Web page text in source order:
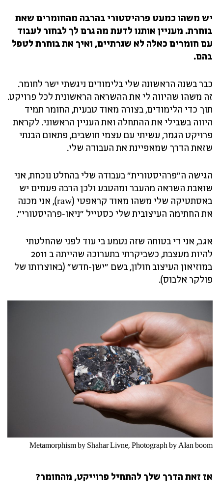
יש משהו כמעט פרהיסטורי בהרבה מהחומרים שאת
בוחרת. מעניין אותנו לדעת מה גרם לך לבחור לעבוד
עם חומרים כאלה לא שגרתיים, ואיך את בוחרת לטפל
בהם.
כבר בשנה הראשונה שלי בלימודים ניגשתי ישר לחומר.
זה משהו שהיווה לי את ההשראה הראשונית לכל פרויקט.
תוך כדי הלימודים, בצורה מאוד טבעית, החומר תמיד
היווה בשבילי את ההתחלה ואת העניין הראשוני. לקראת
פרויקט הגמר, עשיתי עם עצמי חושבים, פתאום הבנתי
שזאת הדרך שמאפיינת את העבודה שלי.
הגישה ה"פרהיסטורית" בעבודה שלי בהחלט נוכחת, אני
שואבת השראה מהעבר ומהטבע ולכן הרבה פעמים יש
באסתטיקה שלי משהו מאוד קראפטי (raw), אני מכנה
את החתימה העיצובית שלי כסטייל "ניאו-פרהיסטורי".
אגב, אני די בטוחה שזה נטמע בי עוד לפני שהחלטתי
להיות מעצבת, כשביקרתי בתערוכה שהייתה ב 2011
במוזיאון העיצוב חולון, בשם "ישן-חדש" (באוצרותו של
פולקר אלבוס).
Metamorphism by Shahar Livne, Photograph by Alan boom
אז זאת הדרך שלך להתחיל פרוייקט, מהחומר?